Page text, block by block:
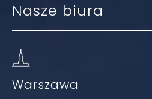
Nasze biura
Warszawa